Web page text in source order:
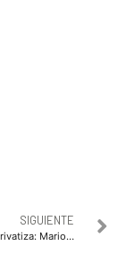
SIGUIENTE
El agua no se privatiza: Mario Zamora